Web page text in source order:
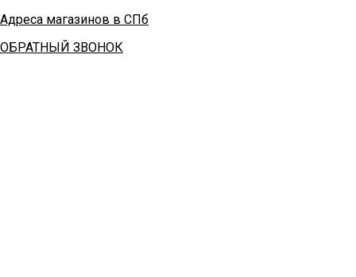
Адреса магазинов в СПб
ОБРАТНЫЙ ЗВОНОК